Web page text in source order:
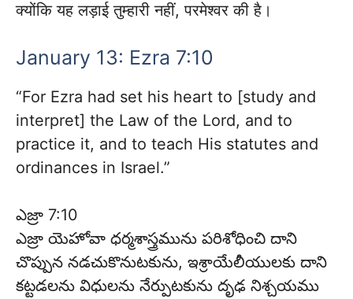
क्योंकि यह लड़ाई तुम्हारी नहीं, परमेश्वर की है।
January 13: Ezra 7:10
“For Ezra had set his heart to [study and
interpret] the Law of the Lord, and to
practice it, and to teach His statutes and
ordinances in Israel.”
ఎజ్రా 7:10
ఎజ్రా యెహోవా ధర్మశాస్త్రమును పరిశోధించి దాని
చొప్పున నడచుకొనుటకును, ఇశ్రాయేలీయులకు దాని
కట్టడలను విధులను నేర్పుటకును దృఢ నిశ్చయము